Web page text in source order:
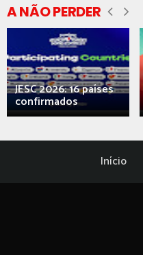
A NÃO PERDER
JESC 2026: 16 países
confirmados
Início